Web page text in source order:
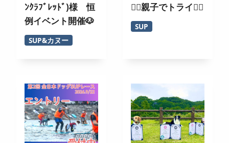
ﾝｸﾗﾌﾞﾚｯﾄﾞ)様 恒
例イベント開催🐶
SUP&カヌー
🏄‍♀️親子でトライ🚣‍♂️
SUP